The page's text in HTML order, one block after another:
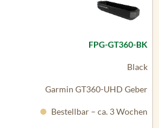
FPG-GT360-BK
Black
Garmin GT360-UHD Geber
Bestellbar – ca. 3 Wochen